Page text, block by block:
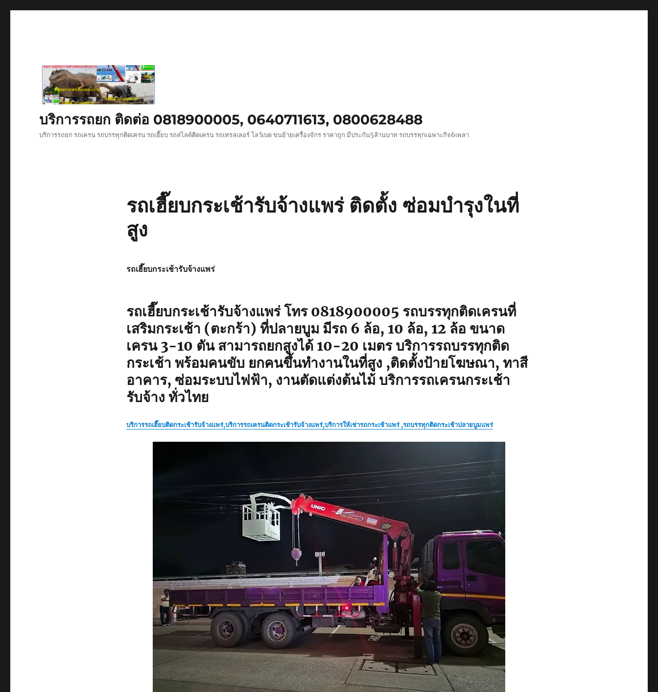
บริการรถยก ติดต่อ 0818900005, 0640711613, 0800628488
บริการรถยก รถเครน รถบรรทุกติดเครน รถเฮี๊ยบ รถสไลด์ติดเครน รถเทรลเลอร์ โลว์เบด ขนย้ายเครื่องจักร ราคาถูก มีประกัน5ล้านบาท รถบรรทุกเฉพาะกิจ6เพลา
รถเฮี๊ยบกระเช้ารับจ้างแพร่ ติดตั้ง ซ่อมบำรุงในที่
สูง
รถเฮี๊ยบกระเช้ารับจ้างแพร่
รถเฮี๊ยบกระเช้ารับจ้างแพร่ โทร 0818900005 รถบรรทุกติดเครนที่
เสริมกระเช้า (ตะกร้า) ที่ปลายบูม มีรถ 6 ล้อ, 10 ล้อ, 12 ล้อ ขนาด
เครน 3-10 ตัน สามารถยกสูงได้ 10-20 เมตร บริการรถบรรทุกติด
กระเช้า พร้อมคนขับ ยกคนขึ้นทำงานในที่สูง ,ติดตั้งป้ายโฆษณา, ทาสี
อาคาร, ซ่อมระบบไฟฟ้า, งานตัดแต่งต้นไม้ บริการรถเครนกระเช้า
รับจ้าง ทั่วไทย
บริการรถเฮี๊ยบติดกระเช้ารับจ้างแพร่,บริการรถเครนติดกระเช้ารับจ้างแพร่,บริการให้เช่ารถกระเช้าแพร่ ,รถบรรทุกติดกระเช้าปลายบูมแพร่